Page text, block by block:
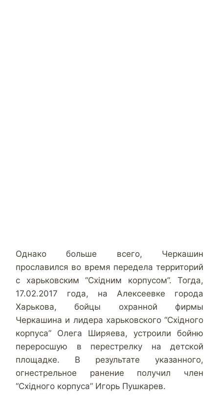
Однако больше всего, Черкашин
прославился во время передела территорий
с харьковским “Східним корпусом”. Тогда,
17.02.2017 года, на Алексеевке города
Харькова, бойцы охранной фирмы
Черкашина и лидера харьковского “Східного
корпуса” Олега Ширяева, устроили бойню
переросшую в перестрелку на детской
площадке. В результате указанного,
огнестрельное ранение получил член
“Східного корпуса” Игорь Пушкарев.